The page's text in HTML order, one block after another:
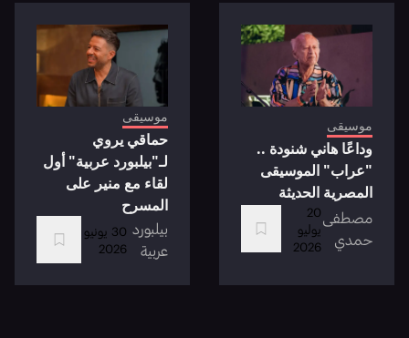
موسيقى
وداعًا هاني شنودة ..
"عراب" الموسيقى
المصرية الحديثة
مصطفى
حمدي
20
يوليو
2026
موسيقى
حماقي يروي
لـ"بيلبورد عربية" أول
لقاء مع منير على
المسرح
بيلبورد
عربية
30 يونيو
2026